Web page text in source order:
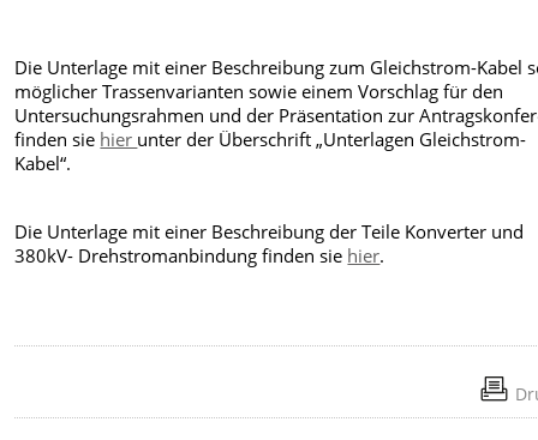
Die Unterlage mit einer Beschreibung zum Gleichstrom-Kabel
möglicher Trassenvarianten sowie einem Vorschlag für den
Untersuchungsrahmen und der Präsentation zur
finden sie hier unter der Überschrift „Unterlagen Gleichstrom-
Kabel“.
Die Unterlage mit einer Beschreibung der Teile Konverter und
380kV- Drehstromanbindung finden sie hier.